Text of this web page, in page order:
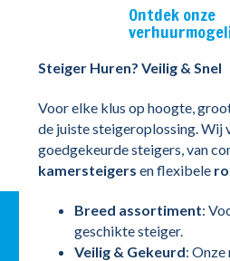
Ontdek onze
Steiger Huren? Veilig & Snel
Voor elke klus op hoogte,
de juiste steigeroplossing. Wij
goedgekeurde steigers, van
kamersteigers en flexibele
Breed assortiment:
geschikte steiger.
Veilig & Gekeurd: